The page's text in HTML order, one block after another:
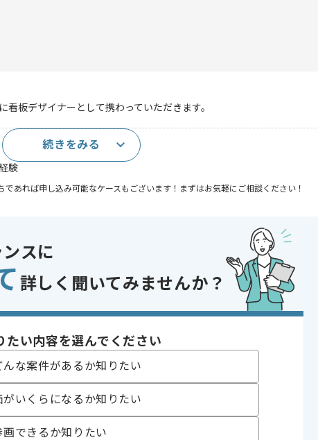
看板デザイナーとして携わっていただきます。
験
あれば申し込み可能なケースもございます！まずはお気軽にご相談ください！
。
続きをみる
スに
詳しく聞いてみませんか？
たい内容を選んでください
な案件があるか知りたい
いくらになるか知りたい
できるか知りたい